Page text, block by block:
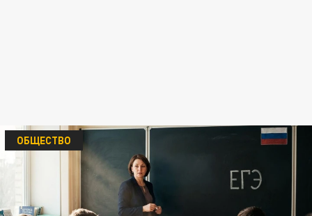
ОБЩЕСТВО